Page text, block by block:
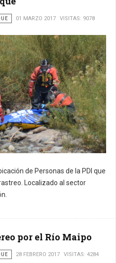
01 MARZO 2017 VISITAS: 9078
de Personas de la PDI que
Localizado al sector
por el Río Maipo
28 FEBRERO 2017 VISITAS: 4284